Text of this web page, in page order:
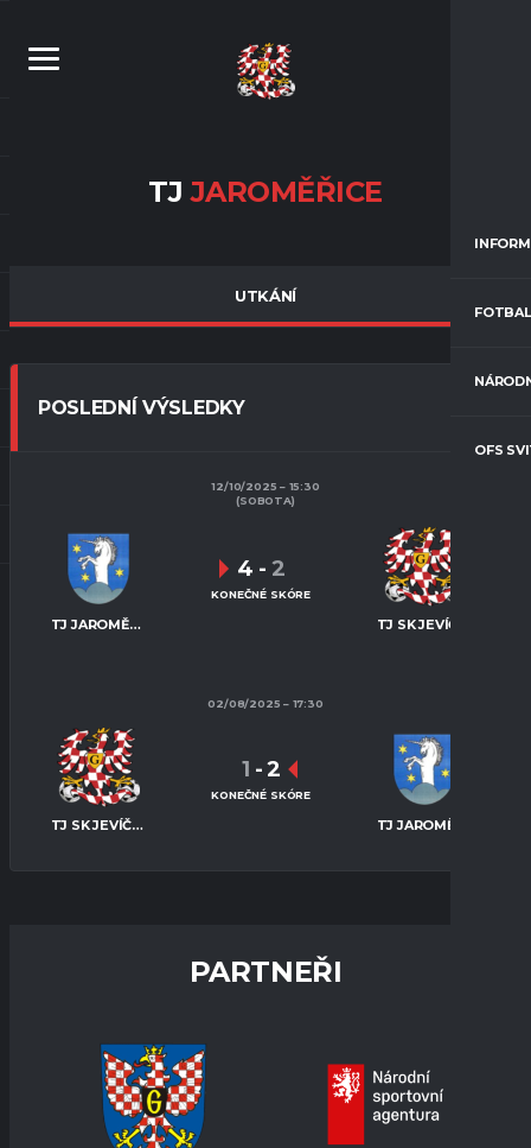
OFS
TJJAROMĚŘICE
UTKÁNÍ
POSLEDNÍ VÝSLEDKY
12/10/2025
15:30
(SOBOTA)
TJ JAROMĚŘICE
4 - 2
KONEČNÉ SKÓRE
02/08/2025 17:30
TJ SK JEVÍČKO
1 -2
KONEČNÉ SKÓRE
PARTNEŘI